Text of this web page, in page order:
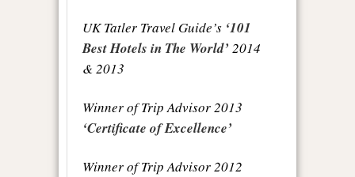
UK Tatler Travel Guide’s ‘101
Best Hotels in The World’ 2014
& 2013
Winner of Trip Advisor 2013
‘Certificate of Excellence’
Winner of Trip Advisor 2012